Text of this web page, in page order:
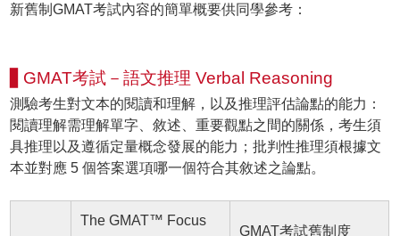
新舊制GMAT考試內容的簡單概要供同學參考：
▋GMAT考試－語文推理 Verbal Reasoning
測驗考生對文本的閱讀和理解，以及推理評估論點的能力：
閱讀理解需理解單字、敘述、重要觀點之間的關係，考生須
具推理以及遵循定量概念發展的能力；批判性推理須根據文
本並對應 5 個答案選項哪一個符合其敘述之論點。
The GMAT™ Focus
GMAT考試舊制度